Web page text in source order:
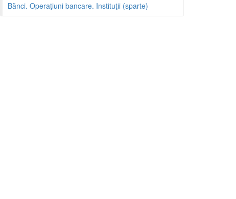
Bănci. Operaţiuni bancare. Instituţii (sparte)